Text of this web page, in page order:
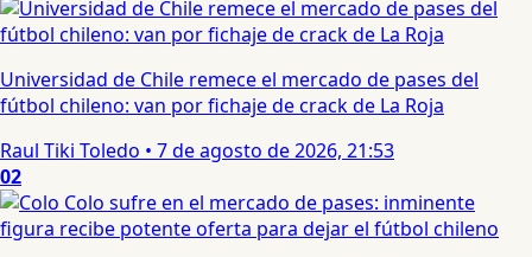
Universidad de Chile remece el mercado de pases del
fútbol chileno: van por fichaje de crack de La Roja
Raul Tiki Toledo • 7 de agosto de 2026, 21:53
02